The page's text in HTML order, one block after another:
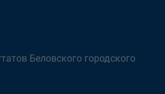
Беловского городского